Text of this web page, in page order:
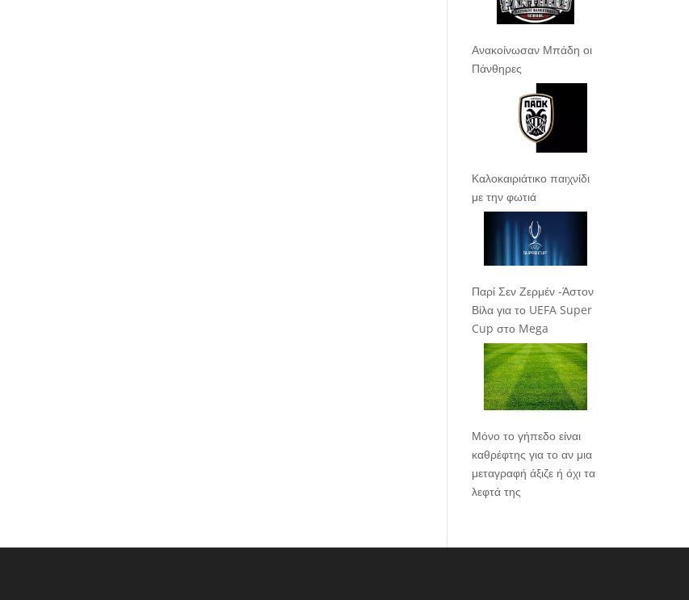
Ανακοίνωσαν Μπάδη οι
Πάνθηρες
Καλοκαιριάτικο παιχνίδι
με την φωτιά
Παρί Σεν Ζερμέν -Άστον
Βίλα για το UEFA Super
Cup στο Mega
Μόνο το γήπεδο είναι
καθρέφτης για το αν μια
μεταγραφή άξιζε ή όχι τα
λεφτά της